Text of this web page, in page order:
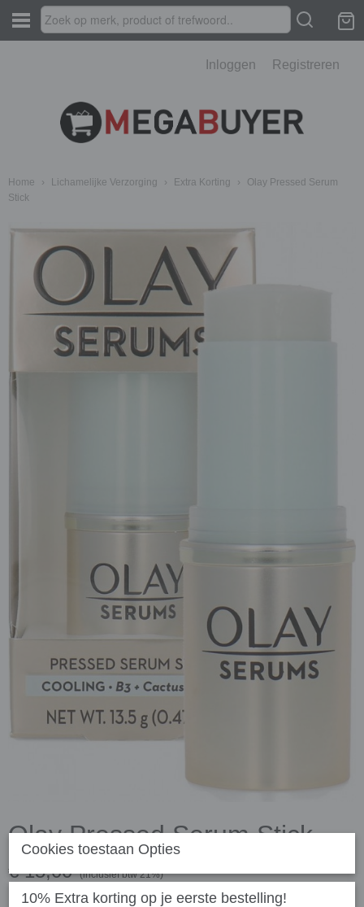
Inloggen Registreren
Home › Lichamelijke Verzorging › Extra Korting ›
Olay Pressed Serum
Stick
Olay Pressed Serum Stick
€ 15,00 (inclusief btw 21%)
Op voorraad
Cookies toestaan Opties
10% Extra korting op je eerste bestelling!